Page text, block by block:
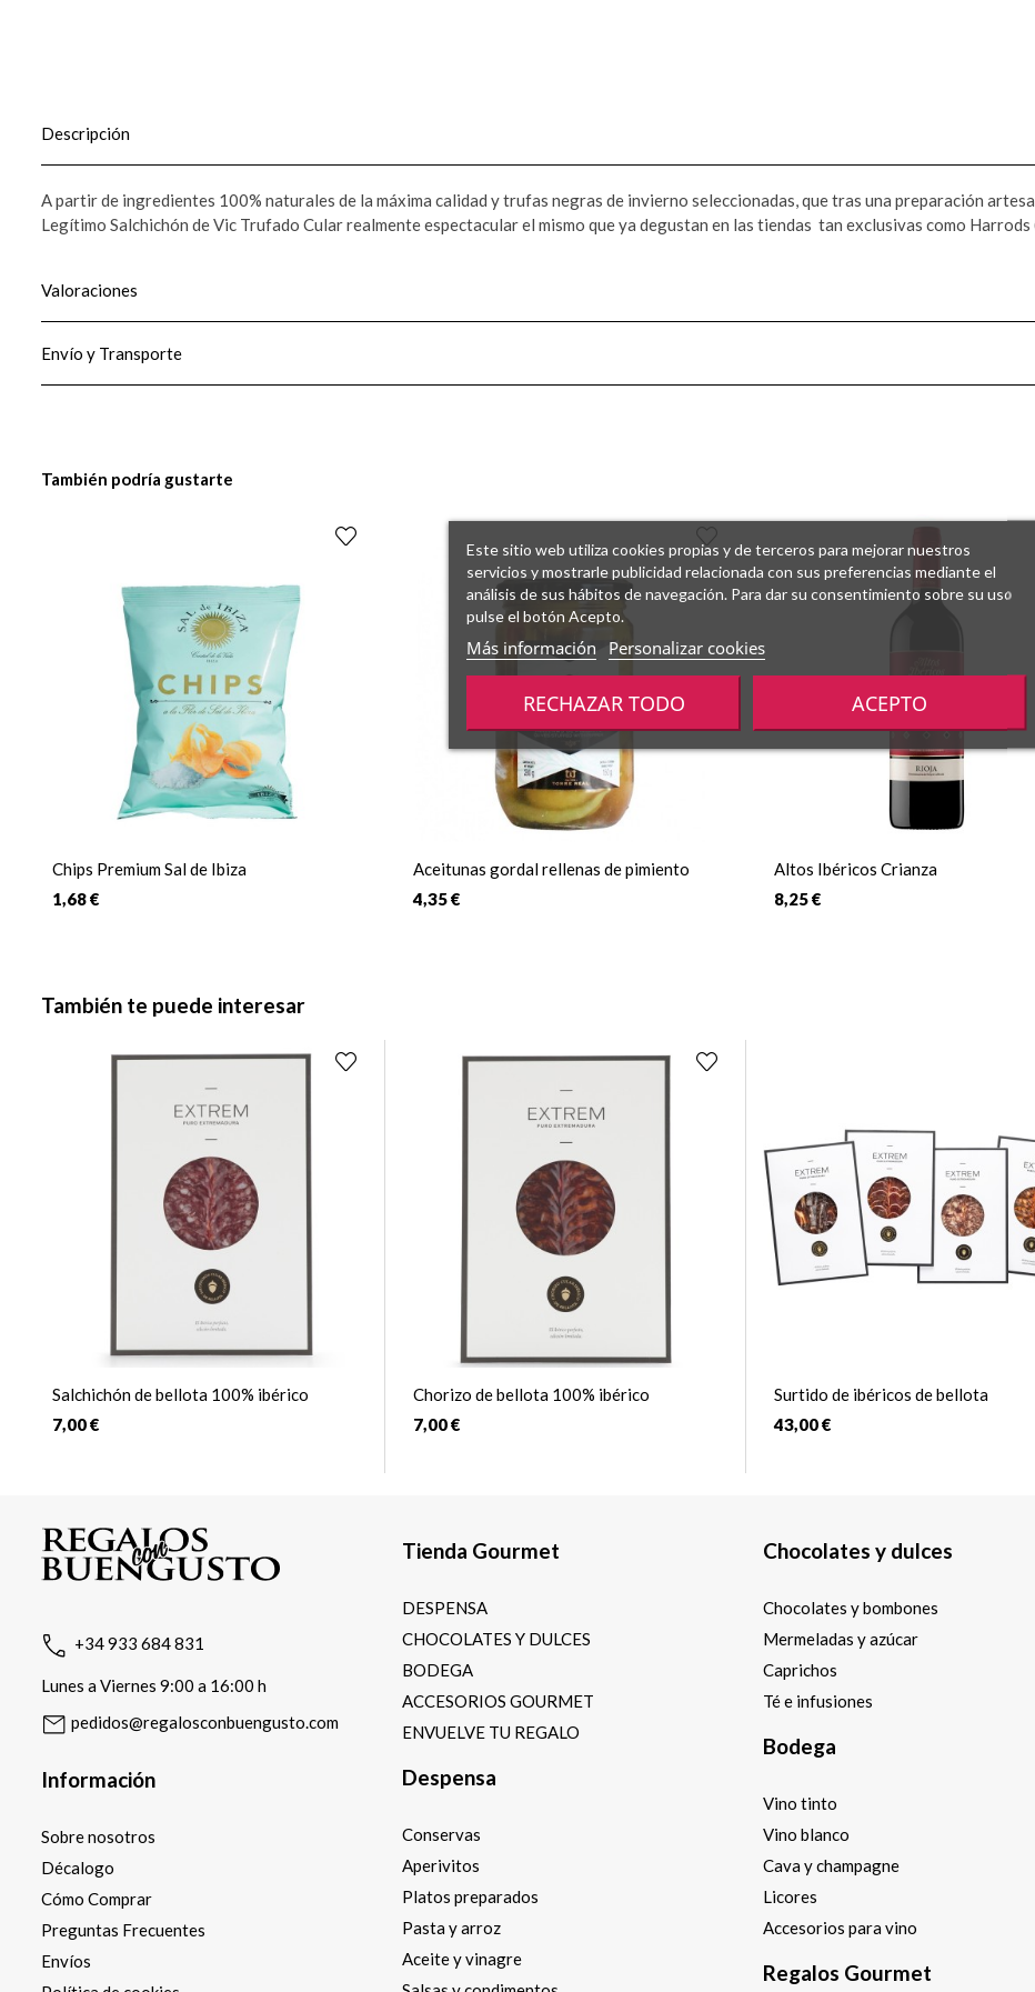
Descripción
A partir de ingredientes 100% naturales de la máxima calidad y trufas negras de invierno seleccionadas, que tras una preparación
Legítimo Salchichón de Vic Trufado Cular realmente espectacular el mismo que ya degustan en las tiendas tan exclusivas como
Valoraciones
Envío y Transporte
También podría gustarte
Chips Premium Sal de Ibiza
1,68 €
Aceitunas gordal rellenas de pimiento
4,35 €
Altos Ibéricos Crianza
8,25 €
También te puede interesar
Salchichón de bellota 100% ibérico
7,00 €
Chorizo de bellota 100% ibérico
7,00 €
Surtido de ibéricos de bellota
43,00 €
+34 933 684 831
Lunes a Viernes 9:00 a 16:00 h
pedidos@regalosconbuengusto.com
Información
Sobre nosotros
Décalogo
Cómo Comprar
Preguntas Frecuentes
Envíos
Tienda Gourmet
DESPENSA
CHOCOLATES Y DULCES
BODEGA
ACCESORIOS GOURMET
ENVUELVE TU REGALO
Despensa
Conservas
Aperivitos
Platos preparados
Pasta y arroz
Aceite y vinagre
Chocolates y dulces
Chocolates y bombones
Mermeladas y azúcar
Caprichos
Té e infusiones
Bodega
Vino tinto
Vino blanco
Cava y champagne
Licores
Accesorios para vino
Regalos Gourmet
Este sitio web utiliza cookies propias y de terceros para mejorar nuestros
servicios y mostrarle publicidad relacionada con sus preferencias mediante el
análisis de sus hábitos de navegación. Para dar su consentimiento sobre su uso
pulse el botón Acepto.
Más información Personalizar cookies
RECHAZAR TODO ACEPTO